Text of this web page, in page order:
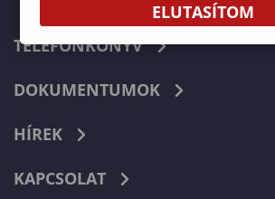
TELEFONKÖNYV
DOKUMENTUMOK
HÍREK
KAPCSOLAT
ELUTASÍTOM